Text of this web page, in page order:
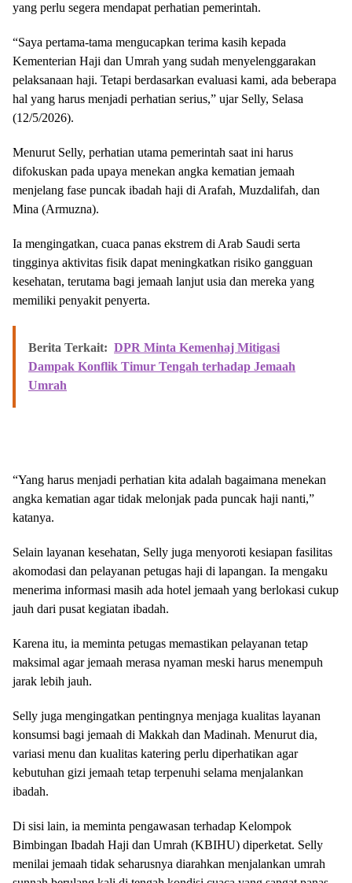
yang perlu segera mendapat perhatian pemerintah.
“Saya pertama-tama mengucapkan terima kasih kepada
Kementerian Haji dan Umrah yang sudah menyelenggarakan
pelaksanaan haji. Tetapi berdasarkan evaluasi kami, ada beberapa
hal yang harus menjadi perhatian serius,” ujar Selly, Selasa
(12/5/2026).
Menurut Selly, perhatian utama pemerintah saat ini harus
difokuskan pada upaya menekan angka kematian jemaah
menjelang fase puncak ibadah haji di Arafah, Muzdalifah, dan
Mina (Armuzna).
Ia mengingatkan, cuaca panas ekstrem di Arab Saudi serta
tingginya aktivitas fisik dapat meningkatkan risiko gangguan
kesehatan, terutama bagi jemaah lanjut usia dan mereka yang
memiliki penyakit penyerta.
Berita Terkait: DPR Minta Kemenhaj Mitigasi
Dampak Konflik Timur Tengah terhadap Jemaah
Umrah
“Yang harus menjadi perhatian kita adalah bagaimana menekan
angka kematian agar tidak melonjak pada puncak haji nanti,”
katanya.
Selain layanan kesehatan, Selly juga menyoroti kesiapan fasilitas
akomodasi dan pelayanan petugas haji di lapangan. Ia mengaku
menerima informasi masih ada hotel jemaah yang berlokasi cukup
jauh dari pusat kegiatan ibadah.
Karena itu, ia meminta petugas memastikan pelayanan tetap
maksimal agar jemaah merasa nyaman meski harus menempuh
jarak lebih jauh.
Selly juga mengingatkan pentingnya menjaga kualitas layanan
konsumsi bagi jemaah di Makkah dan Madinah. Menurut dia,
variasi menu dan kualitas katering perlu diperhatikan agar
kebutuhan gizi jemaah tetap terpenuhi selama menjalankan
ibadah.
Di sisi lain, ia meminta pengawasan terhadap Kelompok
Bimbingan Ibadah Haji dan Umrah (KBIHU) diperketat. Selly
menilai jemaah tidak seharusnya diarahkan menjalankan umrah